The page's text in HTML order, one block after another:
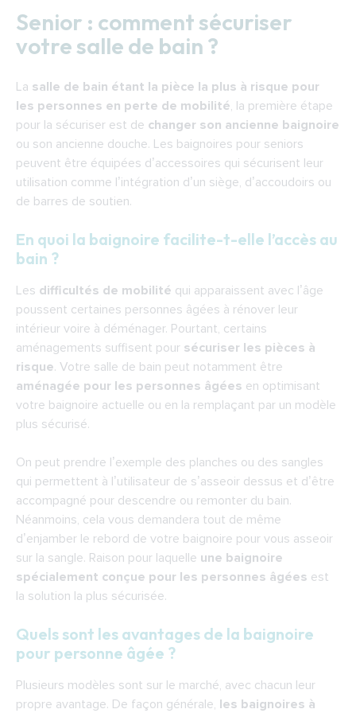
?
En quoi la baignoire facilite-t-elle l’accès au
Quels sont les avantages de la baignoire
pour personne âgée ?
Vers quels modèles de baignoire se tourner
?
Que faut-il vérifier avant l’achat d’une
La baignoire à porte : quel modèle choisir
pour équiper et sécuriser votre salle de bain ?
Baignoire senior : quid de l’installation ?
Baignoire pour personne âgée : quels sont
les prix et les services inclus ?
Est-il possible de transformer votre ancienne
baignoire par une douche pour senior ?
Transformer une baignoire en douche en
une journée, est-ce possible ?
garanties comprises ?
Senior : comment sécuriser
votre salle de bain ?
La salle de bain étant la pièce la plus à risque pour
les personnes en perte de mobilité, la première étape
pour la sécuriser est de changer son ancienne baignoire
ou son ancienne douche. Les baignoires pour seniors
peuvent être équipées d’accessoires qui sécurisent leur
utilisation comme l’intégration d’un siège, d’accoudoirs ou
de barres de soutien.
En quoi la baignoire facilite-t-elle l’accès au
bain ?
Les difficultés de mobilité qui apparaissent avec l’âge
poussent certaines personnes âgées à rénover leur
intérieur voire à déménager. Pourtant, certains
aménagements suffisent pour sécuriser les pièces à
risque. Votre salle de bain peut notamment être
aménagée pour les personnes âgées en optimisant
votre baignoire actuelle ou en la remplaçant par un modèle
plus sécurisé.
On peut prendre l’exemple des planches ou des sangles
qui permettent à l’utilisateur de s’asseoir dessus et d’être
accompagné pour descendre ou remonter du bain.
Néanmoins, cela vous demandera tout de même
d’enjamber le rebord de votre baignoire pour vous asseoir
sur la sangle. Raison pour laquelle une baignoire
spécialement conçue pour les personnes âgées est
la solution la plus sécurisée.
Quels sont les avantages de la baignoire
pour personne âgée ?
Plusieurs modèles sont sur le marché, avec chacun leur
propre avantage. De façon générale, les baignoires à